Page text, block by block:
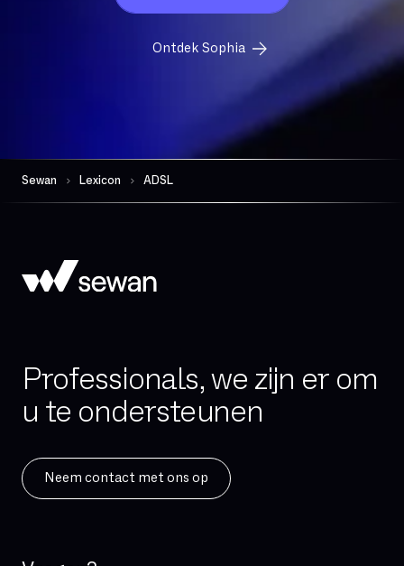
Gedeelde glasvezel
Geïntegreerde comm
Geïntegreerde firewall
Governance
Hosted telefonie
IPBX
IPv4
ISDN
IVR
Ontdek Sophia
Sewan Lexicon ADSL
Professionals, we zijn er om
u te ondersteunen
Neem contact met ons op